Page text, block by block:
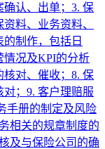
认、出单；3. 保
料、业务资料、
制作，包括日
情况及KPI的分析
核对、催收；8. 保
；9. 客户理赔服
手册的制定及风险
相关的规章制度的
及与保险公司的确